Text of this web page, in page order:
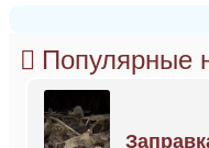
Популярные